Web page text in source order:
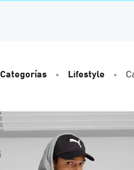
Categorías Lifestyle